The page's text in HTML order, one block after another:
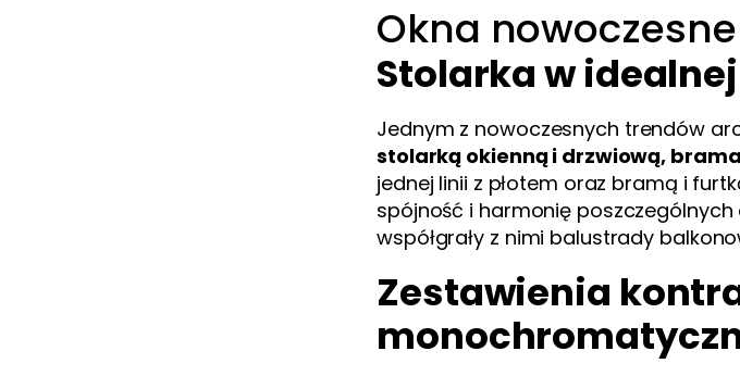
Okna
Stolarka w
Jednym z nowoczesnych trendów
stolarką okienną i drzwiową,
jednej linii z płotem oraz bramą i
spójność i harmonię
współgrały z nimi balustrady
Zestawienia